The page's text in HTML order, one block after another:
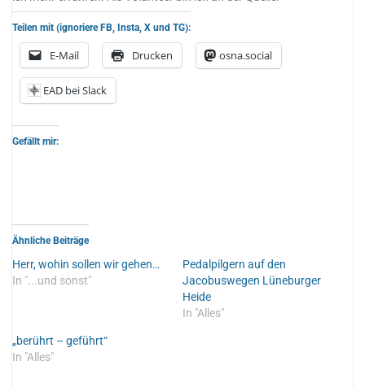
Teilen mit (ignoriere FB, Insta, X und TG):
E-Mail Drucken osna.social
EAD bei Slack
Gefällt mir:
Ähnliche Beiträge
Herr, wohin sollen wir gehen…
In "...und sonst"
Pedalpilgern auf den
Jacobuswegen Lüneburger
Heide
In "Alles"
„berührt – geführt“
In "Alles"